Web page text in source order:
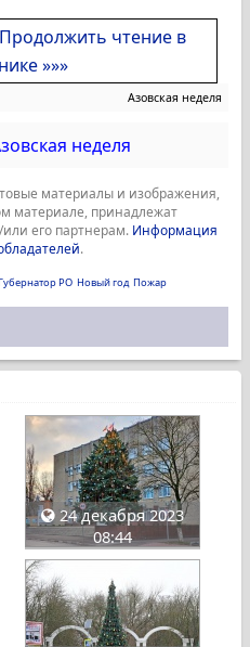
Продолжить чтение в
»»»
Азовская неделя
неделя
материалы и изображения,
материале, принадлежат
его партнерам. Информация
.
РО Новый год Пожар
24 декабря 2023
08:44